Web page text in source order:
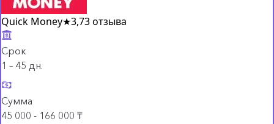
Quick Money★3,73 отзыва
Срок
1 – 45 дн.
Сумма
45 000 - 166 000 ₸